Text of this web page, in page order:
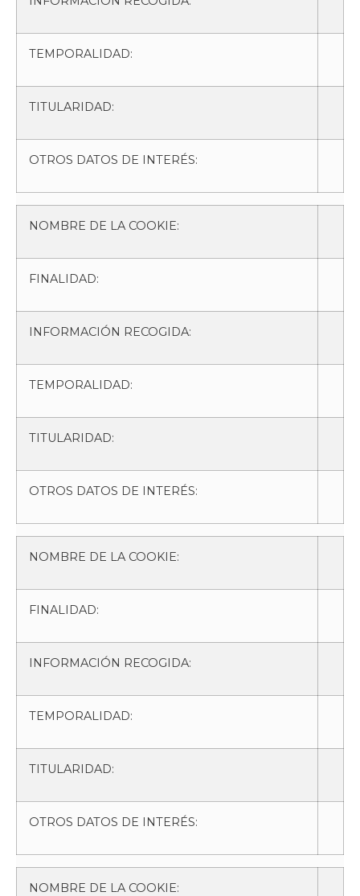
TEMPORALIDAD:
TITULARIDAD:
OTROS DATOS DE INTERÉS:
NOMBRE DE LA COOKIE:
FINALIDAD:
INFORMACIÓN RECOGIDA:
TEMPORALIDAD:
TITULARIDAD:
OTROS DATOS DE INTERÉS:
NOMBRE DE LA COOKIE:
FINALIDAD:
INFORMACIÓN RECOGIDA:
TEMPORALIDAD:
TITULARIDAD:
OTROS DATOS DE INTERÉS:
NOMBRE DE LA COOKIE: